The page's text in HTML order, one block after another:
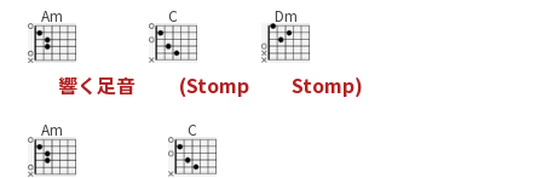
Am
響く 足音
C
(Stomp
Dm
Stomp)
Am C